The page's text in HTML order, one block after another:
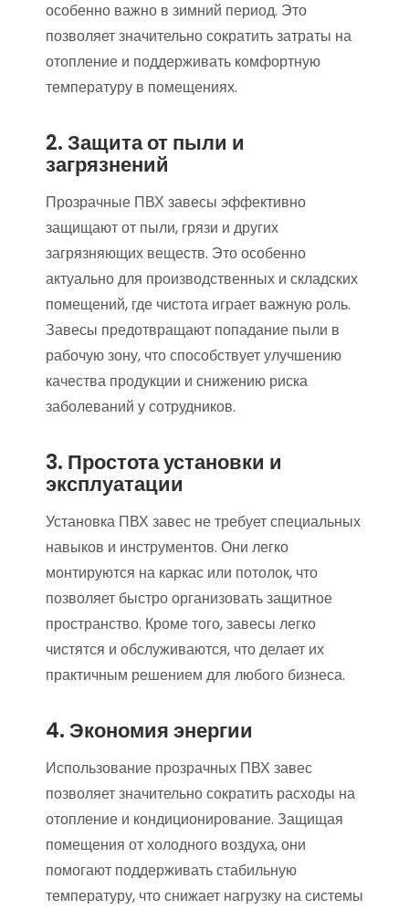
особенно важно в зимний период. Это
позволяет значительно сократить затраты на
отопление и поддерживать комфортную
температуру в помещениях.
2. Защита от пыли и
загрязнений
Прозрачные ПВХ завесы эффективно
защищают от пыли, грязи и других
загрязняющих веществ. Это особенно
актуально для производственных и складских
помещений, где чистота играет важную роль.
Завесы предотвращают попадание пыли в
рабочую зону, что способствует улучшению
качества продукции и снижению риска
заболеваний у сотрудников.
3. Простота установки и
эксплуатации
Установка ПВХ завес не требует специальных
навыков и инструментов. Они легко
монтируются на каркас или потолок, что
позволяет быстро организовать защитное
пространство. Кроме того, завесы легко
чистятся и обслуживаются, что делает их
практичным решением для любого бизнеса.
4. Экономия энергии
Использование прозрачных ПВХ завес
позволяет значительно сократить расходы на
отопление и кондиционирование. Защищая
помещения от холодного воздуха, они
помогают поддерживать стабильную
температуру, что снижает нагрузку на системы